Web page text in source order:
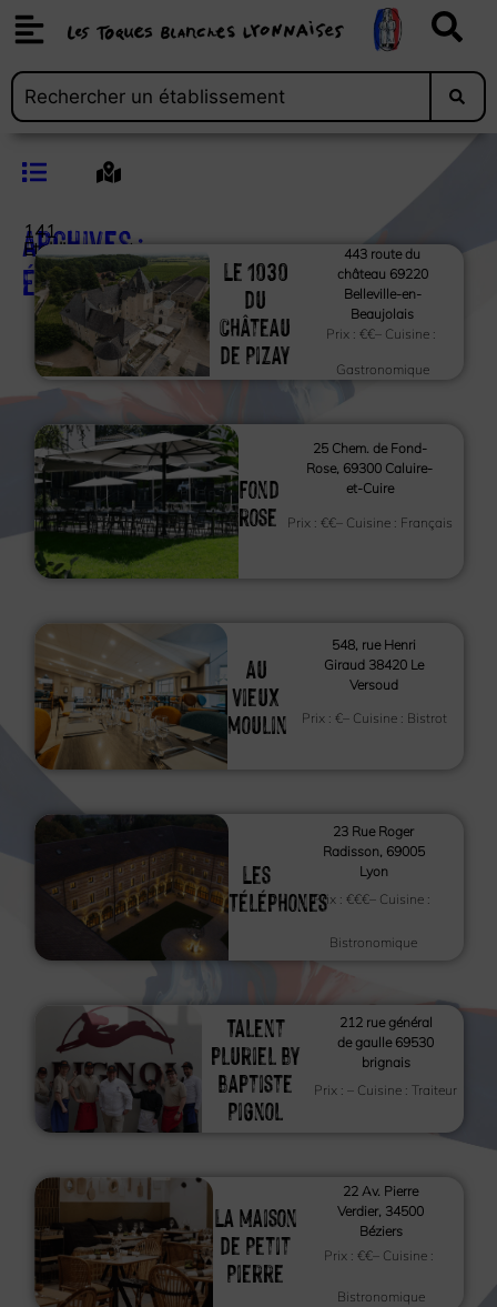
Archives :
Établissements
141
Etablissements
Le 1030
du
Château
de Pizay
443 route du
château 69220
Belleville-en-
Beaujolais
Prix : €€– Cuisine :
Gastronomique
Fond
rose
25 Chem. de Fond-
Rose, 69300 Caluire-
et-Cuire
Prix : €€– Cuisine : Français
Au
vieux
moulin
548, rue Henri
Giraud 38420 Le
Versoud
Prix : €– Cuisine : Bistrot
Les
Téléphones
23 Rue Roger
Radisson, 69005
Lyon
Prix :€€€– Cuisine :
Bistronomique
Talent
pluriel by
baptiste
Pignol
212 rue général
de gaulle 69530
brignais
Prix :– Cuisine :Traiteur
La Maison
de Petit
Pierre
22 Av. Pierre
Verdier, 34500
Béziers
Prix :€€– Cuisine :
Bistronomique